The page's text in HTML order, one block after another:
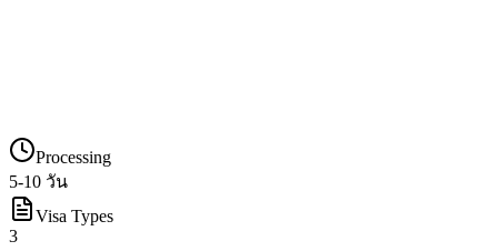
Processing
5-10 วัน
Visa Types
3